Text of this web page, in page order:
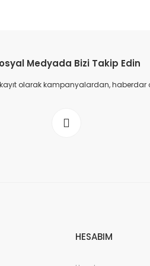
Medyada Bizi Takip Edin
olarak kampanyalardan, haberdar
HESABIM